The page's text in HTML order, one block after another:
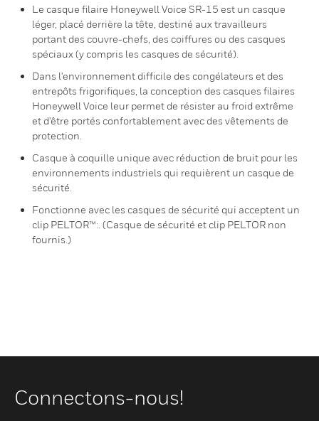
Le casque filaire Honeywell Voice SR-15 est un casque
léger, placé derrière la tête, destiné aux travailleurs
portant des couvre-chefs, des coiffures ou des casques
spéciaux (y compris les casques de sécurité).
Dans l'environnement difficile des congélateurs et des
entrepôts frigorifiques, la conception des casques filaires
Honeywell Voice leur permet de résister au froid extrême
et d'être portés confortablement avec des vêtements de
protection.
Casque à coquille unique avec réduction de bruit pour les
environnements industriels qui requièrent un casque de
sécurité.
Fonctionne avec les casques de sécurité qui acceptent un
clip PELTOR™:. (Casque de sécurité et clip PELTOR non
fournis.)
Connectons-nous!